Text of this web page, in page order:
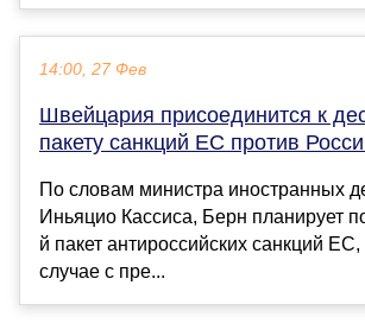
14:00, 27 Фев
Швейцария присоединится к
пакету санкций ЕС против
По словам министра иностранных
Иньяцио Кассиса, Берн планирует
й пакет антироссийских санкций
случае с пре...